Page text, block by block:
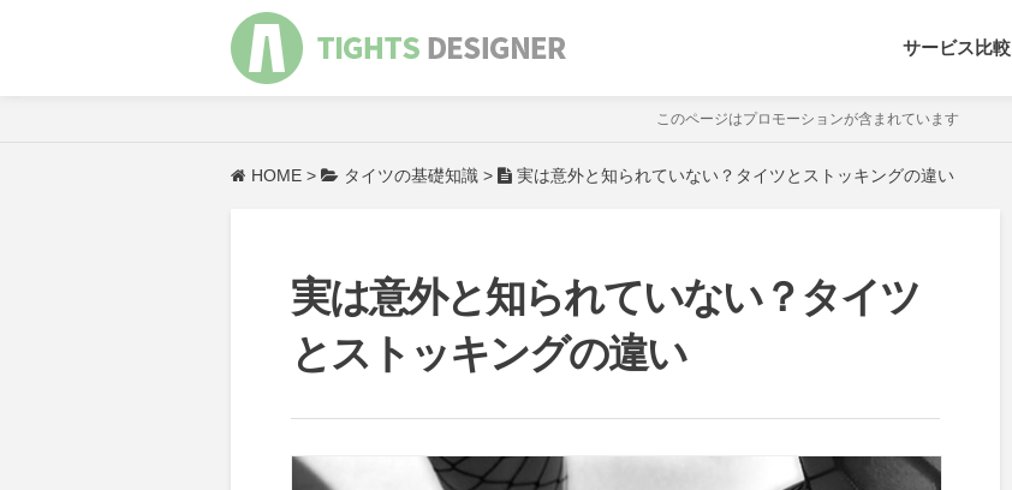
サービス比較
このページはプロモーションが含まれています
HOME > タイツの基礎知識 > 実は意外と知られていない？タイツとストッキングの違い
実は意外と知られていない？タイツ
とストッキングの違い